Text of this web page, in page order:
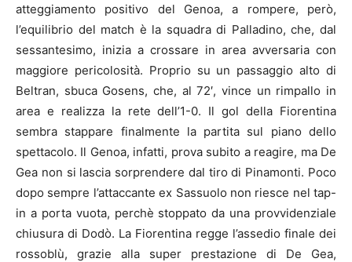
atteggiamento positivo del Genoa, a rompere, però,
l’equilibrio del match è la squadra di Palladino, che, dal
sessantesimo, inizia a crossare in area avversaria con
maggiore pericolosità. Proprio su un passaggio alto di
Beltran, sbuca Gosens, che, al 72′, vince un rimpallo in
area e realizza la rete dell’1-0. Il gol della Fiorentina
sembra stappare finalmente la partita sul piano dello
spettacolo. Il Genoa, infatti, prova subito a reagire, ma De
Gea non si lascia sorprendere dal tiro di Pinamonti. Poco
dopo sempre l’attaccante ex Sassuolo non riesce nel tap-
in a porta vuota, perchè stoppato da una provvidenziale
chiusura di Dodò. La Fiorentina regge l’assedio finale dei
rossoblù, grazie alla super prestazione di De Gea,